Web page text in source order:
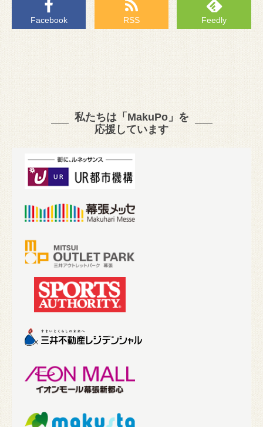
Facebook RSS Feedly
私たちは「MakuPo」を
応援しています